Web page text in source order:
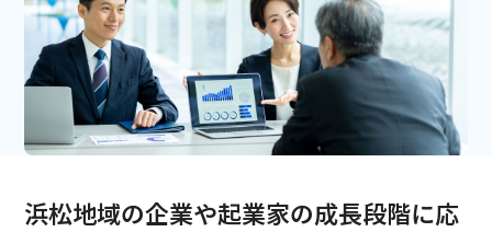
浜松地域の企業や起業家の成長段階に応